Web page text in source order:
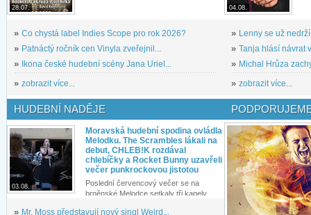
28.07.
» Co chystá label Indies Scope pro rok 2026?
» Patnáctý ročník cen Vinyla zveřejnil...
» Ikona české hudební scény Jana Uriel...
» zobrazit více...
04.08.
» Lenny se už
» Tanja hlásí návrat
» Michal Hrůza
» zobrazit více...
HUDEBNÍ NADĚJE
03.08.
Moravská hudební spodina ovládla
Melodku. The Scrambles lákali na
debut, CHLEB!K rozdával
chlebíčky a Rocket Bunny uzavřeli
večer punkrockovou jistotou
Poslední červencový večer se na
brněnské Melodce setkaly tři kapely...
» Mr. Moss představují nový singl Weird...